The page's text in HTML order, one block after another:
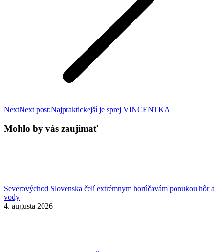
NextNext post:Najpraktickejší je sprej VINCENTKA
Mohlo by vás zaujímať
Severovýchod Slovenska čelí extrémnym horúčavám ponukou hôr a
vody
4. augusta 2026